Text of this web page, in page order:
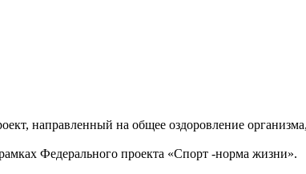
направленный на общее оздоровление
Федерального проекта «Спорт -норма жизни».